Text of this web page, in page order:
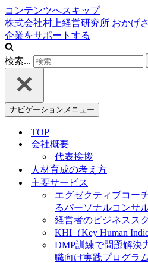
コンテンツへスキップ
株式会社村上経営研究所 おかげ
企業をサポートする
検索...
ナビゲーションメニュー
TOP
会社概要
代表挨拶
人材育成の考え方
主要サービス
エグゼクティブコー
るパーソナルコンサ
経営者のビジネスス
KHI（Key Human
DMP訓練で問題解決
職向け実践プログラム